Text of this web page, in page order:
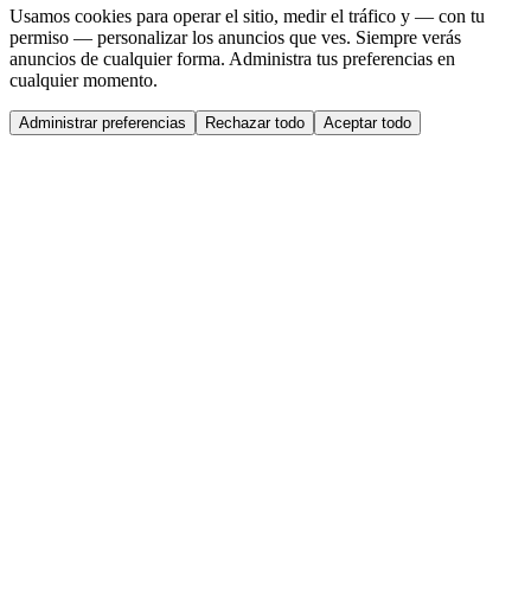
Usamos cookies para operar el sitio, medir el tráfico y — con tu
permiso — personalizar los anuncios que ves. Siempre verás
anuncios de cualquier forma. Administra tus preferencias en
cualquier momento.
Administrar preferencias Rechazar todo Aceptar todo